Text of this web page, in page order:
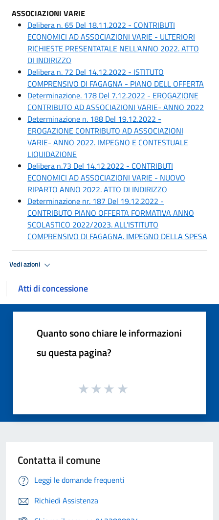
ASSOCIAZIONI VARIE
Delibera n. 65 Del 18.11.2022 - CONTRIBUTI
ECONOMICI AD ASSOCIAZIONI VARIE - ULTERIORI
RICHIESTE PRESENTATALE NELL'ANNO 2022. ATTO
DI INDIRIZZO
Delibera n. 72 Del 14.12.2022 - ISTITUTO
COMPRENSIVO DI FAGAGNA - PIANO DELL OFFERTA
Determinazione. 178 Del 7.12.2022 - EROGAZIONE
CONTRIBUTO AD ASSOCIAZIONI VARIE- ANNO 2022
Determinazione n. 188 Del 19.12.2022 -
EROGAZIONE CONTRIBUTO AD ASSOCIAZIONI
VARIE- ANNO 2022. IMPEGNO E CONTESTUALE
LIQUIDAZIONE
Delibera n.73 Del 14.12.2022 - CONTRIBUTI
ECONOMICI AD ASSOCIAZIONI VARIE - NUOVO
RIPARTO ANNO 2022. ATTO DI INDIRIZZO
Determinazione nr. 187 Del 19.12.2022 -
CONTRIBUTO PIANO OFFERTA FORMATIVA ANNO
SCOLASTICO 2022/2023. ALL'ISTITUTO
COMPRENSIVO DI FAGAGNA. IMPEGNO DELLA SPESA
Vedi azioni
Atti di concessione
Quanto sono chiare le informazioni
su questa pagina?
Contatta il comune
Leggi le domande frequenti
Richiedi Assistenza